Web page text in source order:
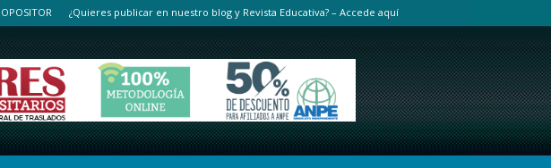
¿Quieres publicar en nuestro blog y Revista Educativa? – Accede aquí